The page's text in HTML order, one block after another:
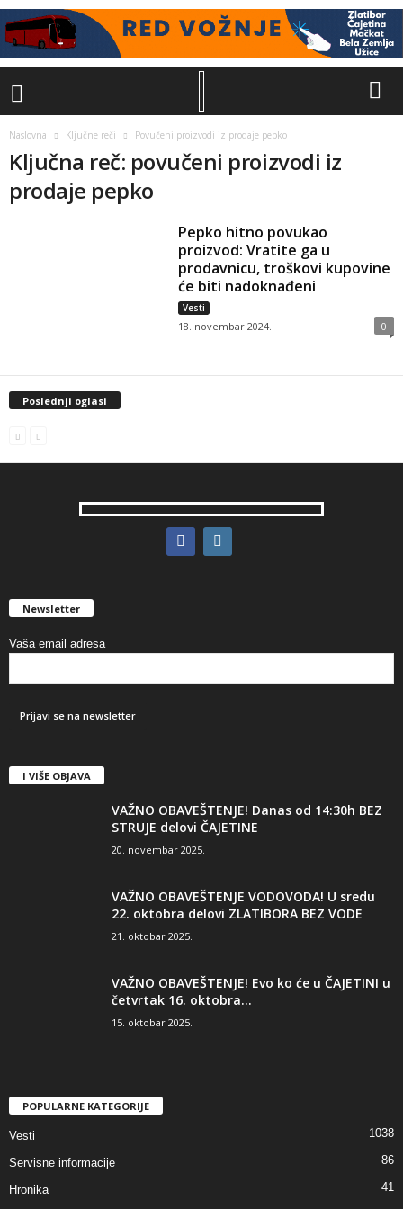
Naslovna Ključne reči Povučeni proizvodi iz prodaje pepko
Ključna reč: povučeni proizvodi iz
prodaje pepko
Pepko hitno povukao
proizvod: Vratite ga u
prodavnicu, troškovi kupovine
će biti nadoknađeni
Vesti
18. novembar 2024. 0
Poslednji oglasi
Newsletter
Vaša email adresa
I VIŠE OBJAVA
VAŽNO OBAVEŠTENJE! Danas od 14:30h BEZ
STRUJE delovi ČAJETINE
20. novembar 2025.
VAŽNO OBAVEŠTENJE VODOVODA! U sredu
22. oktobra delovi ZLATIBORA BEZ VODE
21. oktobar 2025.
VAŽNO OBAVEŠTENJE! Evo ko će u ČAJETINI u
četvrtak 16. oktobra...
15. oktobar 2025.
POPULARNE KATEGORIJE
Vesti 1038
Servisne informacije 86
Hronika
41